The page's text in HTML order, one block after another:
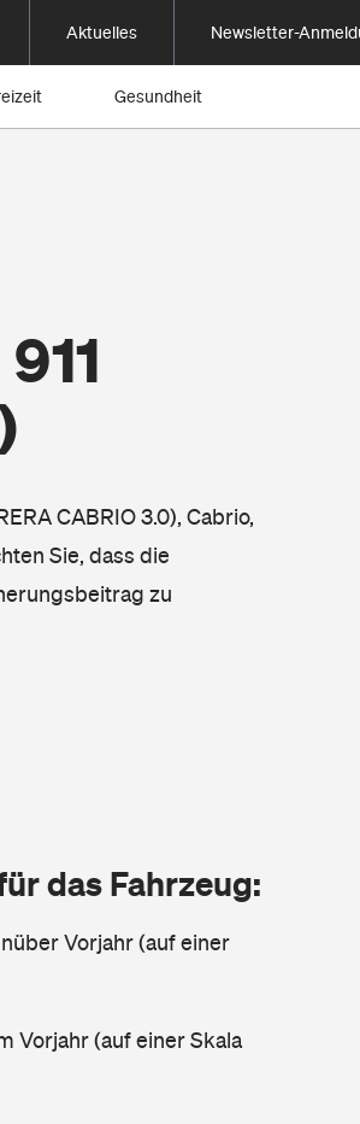
Aktuelles Newsletter-
Gesundheit
CABRIO 3.0), Cabrio,
Sie, dass die
zu
das Fahrzeug:
Vorjahr (auf einer
Vorjahr (auf einer Skala